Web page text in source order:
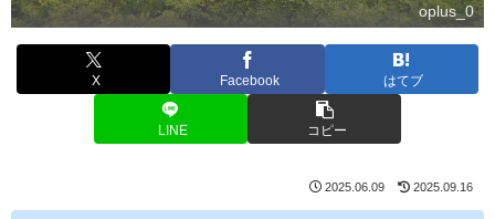
oplus_0
X Facebook はてブ
LINE コピー
2025.06.09 2025.09.16